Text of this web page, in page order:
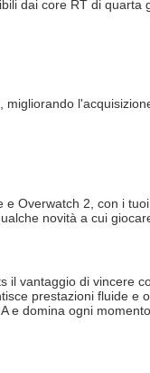
dai core RT di
Overwatch 2, con i
novità a cui
il vantaggio di vincere
prestazioni fluide e
e domina ogni